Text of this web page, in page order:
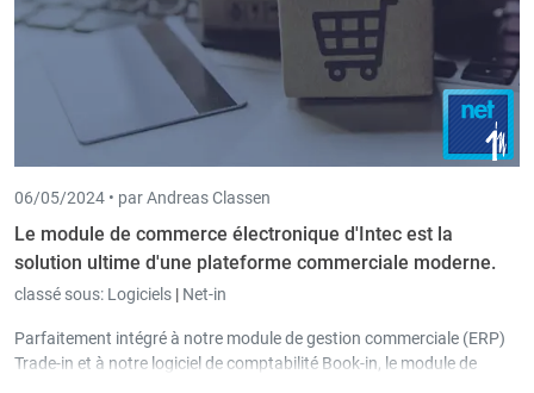
06/05/2024 • par Andreas Classen
Le module de commerce électronique d'Intec est la
solution ultime d'une plateforme commerciale moderne.
classé sous: Logiciels | Net-in
Parfaitement intégré à notre module de gestion commerciale (ERP)
Trade-in et à notre logiciel de comptabilité Book-in, le module de